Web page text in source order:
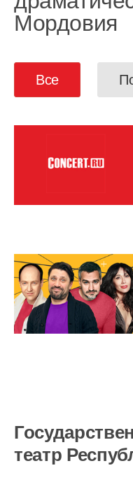
Мордовия
Все
театр